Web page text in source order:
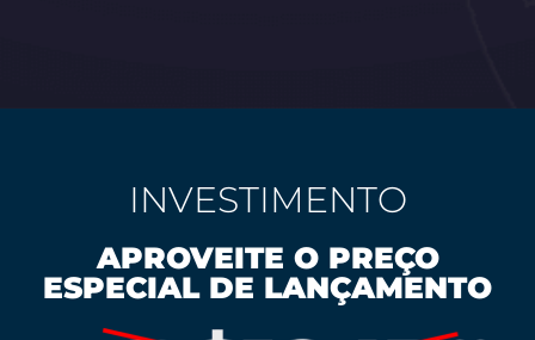
INVESTIMENTO
APROVEITE O PREÇO
ESPECIAL DE LANÇAMENTO